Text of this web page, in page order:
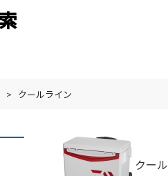
> クールライン
クー